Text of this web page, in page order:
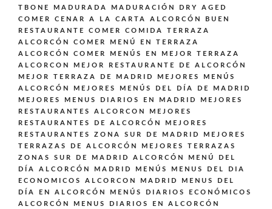
TBONE MADURADA MADURACIÓN DRY AGED
COMER CENAR A LA CARTA ALCORCÓN BUEN
RESTAURANTE
COMER COMIDA TERRAZA
ALCORCÓN
COMER MENÚ EN TERRAZA
ALCORCÓN
COMER MENÚS EN MEJOR TERRAZA
ALCORCON
MEJOR RESTAURANTE DE ALCORCÓN
MEJOR TERRAZA DE MADRID
MEJORES MENÚS
ALCORCÓN
MEJORES MENÚS DEL DÍA DE MADRID
MEJORES MENUS DIARIOS EN MADRID
MEJORES
RESTAURANTES ALCORCON
MEJORES
RESTAURANTES DE ALCORCÓN
MEJORES
RESTAURANTES ZONA SUR DE MADRID
MEJORES
TERRAZAS DE ALCORCÓN
MEJORES TERRAZAS
ZONAS SUR DE MADRID ALCORCÓN
MENÚ DEL
DÍA ALCORCÓN MADRID
MENÚS
MENUS DEL DIA
ECONOMICOS ALCORCON MADRID
MENUS DEL
DÍA EN ALCORCÓN
MENÚS DIARIOS ECONÓMICOS
ALCORCÓN
MENUS DIARIOS EN ALCORCÓN